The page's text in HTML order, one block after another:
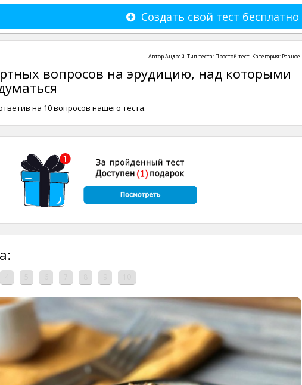
Создать свой тест бесплатно
АвторАндрей. Тип теста: Простой тест. Категория: Разное.
вопросов на эрудицию, над которыми
на 10 вопросов нашего теста.